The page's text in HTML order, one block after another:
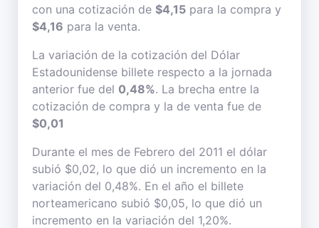
con una cotización de $4,15 para la compra y
$4,16 para la venta.
La variación de la cotización del Dólar
Estadounidense billete respecto a la jornada
anterior fue del 0,48%. La brecha entre la
cotización de compra y la de venta fue de
$0,01
Durante el mes de Febrero del 2011 el dólar
subió $0,02, lo que dió un incremento en la
variación del 0,48%. En el año el billete
norteamericano subió $0,05, lo que dió un
incremento en la variación del 1,20%.